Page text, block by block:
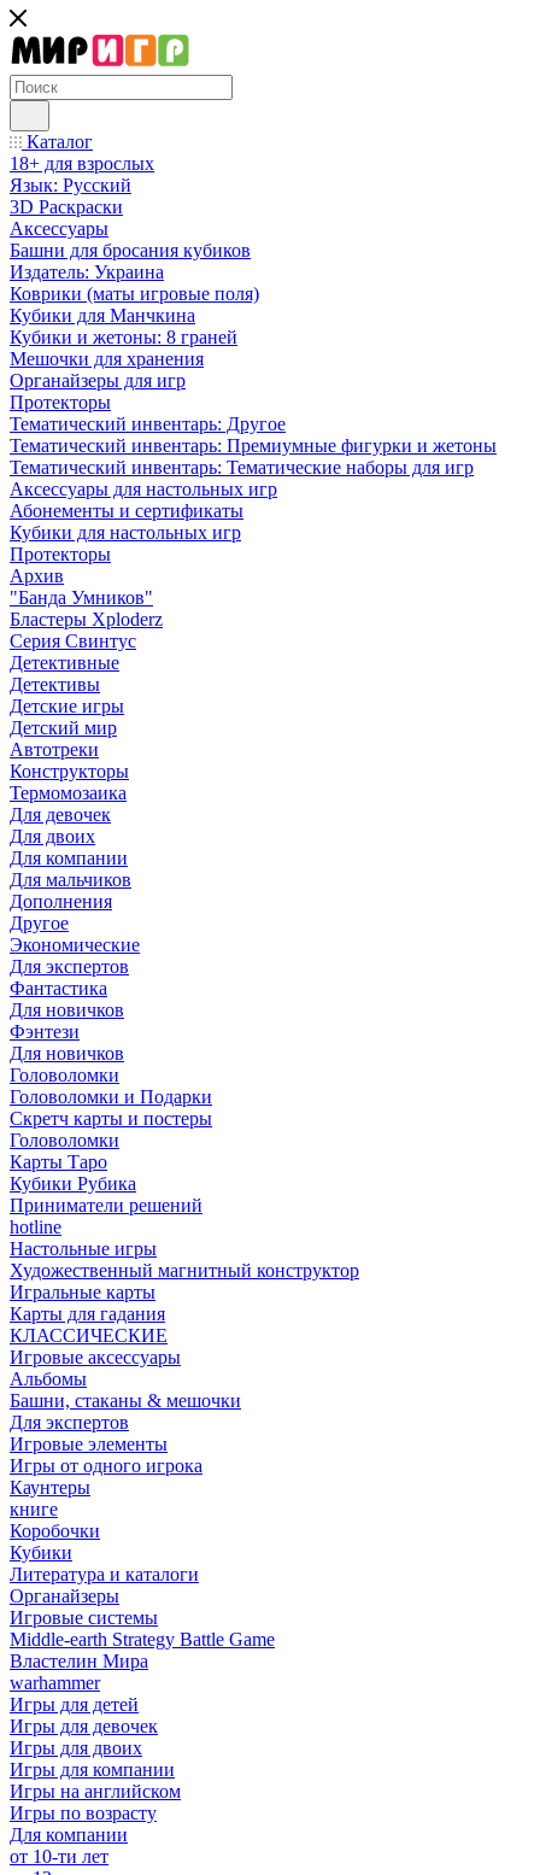
Каталог
18+ для взрослых
Язык: Русский
3D Раскраски
Аксессуары
Башни для бросания кубиков
Издатель: Украина
Коврики (маты игровые поля)
Кубики для Манчкина
Кубики и жетоны: 8 граней
Мешочки для хранения
Органайзеры для игр
Протекторы
Тематический инвентарь: Другое
Тематический инвентарь: Премиумные фигурки и жетоны
Тематический инвентарь: Тематические наборы для игр
Аксессуары для настольных игр
Абонементы и сертификаты
Кубики для настольных игр
Протекторы
Архив
"Банда Умников"
Бластеры Xploderz
Cерия Свинтус
Детективные
Детективы
Детские игры
Детский мир
Автотреки
Конструкторы
Термомозаика
Для девочек
Для двоих
Для компании
Для мальчиков
Дополнения
Другое
Экономические
Для экспертов
Фантастика
Для новичков
Фэнтези
Для новичков
Головоломки
Головоломки и Подарки
Cкретч карты и постеры
Головоломки
Карты Таро
Кубики Рубика
Приниматели решений
hotline
Настольные игры
Художественный магнитный конструктор
Игральные карты
Карты для гадания
КЛАССИЧЕСКИЕ
Игровые аксессуары
Альбомы
Башни, стаканы & мешочки
Для экспертов
Игровые элементы
Игры от одного игрока
Каунтеры
книге
Коробочки
Кубики
Литература и каталоги
Органайзеры
Игровые системы
Middle-earth Strategy Battle Game
Властелин Мира
warhammer
Игры для детей
Игры для девочек
Игры для двоих
Игры для компании
Игры на английском
Игры по возрасту
Для компании
от 10-ти лет